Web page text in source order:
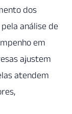
dos
análise de
em
ajustem
atendem